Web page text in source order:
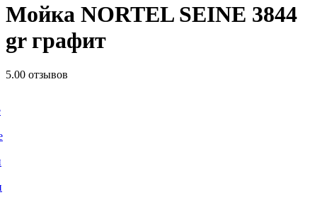
Мойка NORTEL SEINE 3844
gr графит
5.00 отзывов